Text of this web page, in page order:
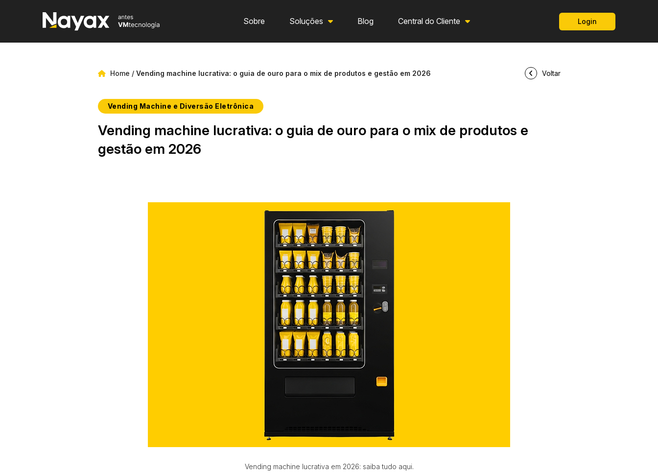
Sobre Soluções Blog Central do Cliente Login
Home / Vending machine lucrativa: o guia de ouro para o mix de produtos e gestão em 2026 Voltar
Vending Machine e Diversão Eletrônica
Vending machine lucrativa: o guia de ouro para o mix de produtos e
gestão em 2026
Vending machine lucrativa em 2026: saiba tudo aqui.